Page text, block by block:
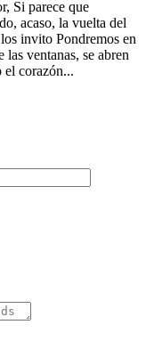
Si parece que
acaso, la vuelta del
invito Pondremos en
ventanas, se abren
el corazón...